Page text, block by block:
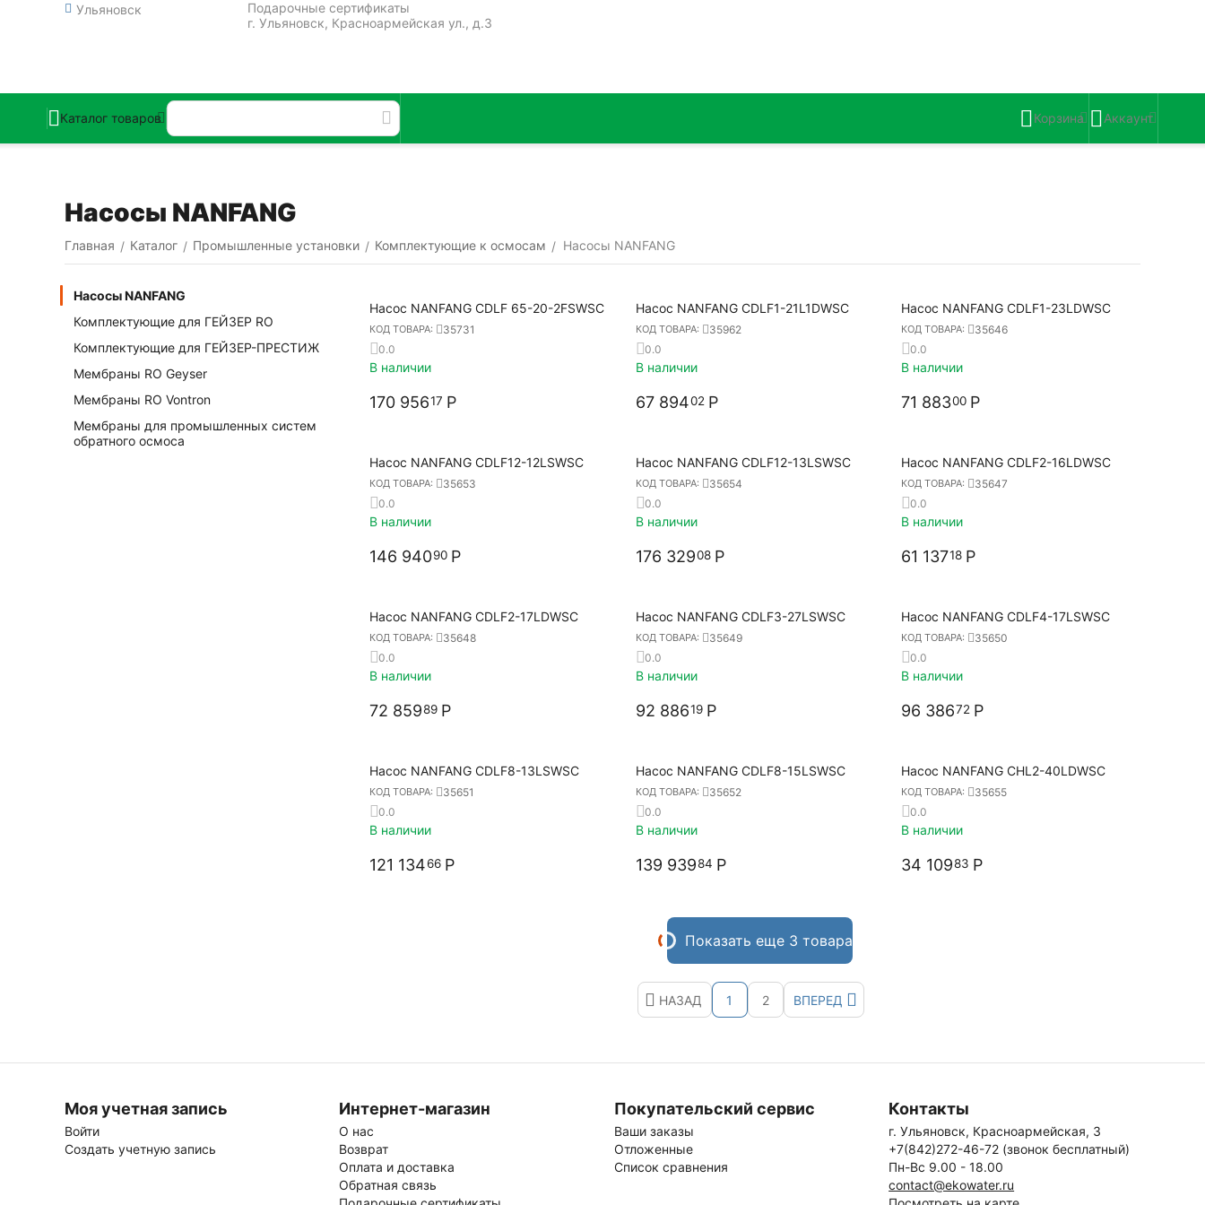
Ульяновск
Подарочные сертификаты
г. Ульяновск, Красноармейская ул., д.3
Каталог товаров Корзина Аккаунт
Насосы NANFANG
Главная / Каталог / Промышленные установки / Комплектующие к осмосам / Насосы NANFANG
Насос NANFANG CDLF 65-20-2FSWSC
КОД ТОВАРА:
35731
0.0
В наличии
170 95617 Р
Насос NANFANG CDLF1-21L1DWSC
КОД ТОВАРА:
35962
0.0
В наличии
67 89402 Р
Насос NANFANG CDLF1-23LDWSC
КОД ТОВАРА:
35646
0.0
В наличии
71 88300 Р
Насос NANFANG CDLF12-12LSWSC
КОД ТОВАРА:
35653
0.0
В наличии
146 94090 Р
Насос NANFANG CDLF12-13LSWSC
КОД ТОВАРА:
35654
0.0
В наличии
176 32908 Р
Насос NANFANG CDLF2-16LDWSC
КОД ТОВАРА:
35647
0.0
В наличии
61 13718 Р
Насос NANFANG CDLF2-17LDWSC
КОД ТОВАРА:
35648
0.0
В наличии
72 85989 Р
Насос NANFANG CDLF3-27LSWSC
КОД ТОВАРА:
35649
0.0
В наличии
92 88619 Р
Насос NANFANG CDLF4-17LSWSC
КОД ТОВАРА:
35650
0.0
В наличии
96 38672 Р
Насос NANFANG CDLF8-13LSWSC
КОД ТОВАРА:
35651
0.0
В наличии
121 13466 Р
Насос NANFANG CDLF8-15LSWSC
КОД ТОВАРА:
35652
0.0
В наличии
139 93984 Р
Насос NANFANG CHL2-40LDWSC
КОД ТОВАРА:
35655
0.0
В наличии
34 10983 Р
Показать еще 3 товара
НАЗАД 1 2 ВПЕРЕД
Насосы NANFANG
Комплектующие для ГЕЙЗЕР RO
Комплектующие для ГЕЙЗЕР-ПРЕСТИЖ
Мембраны RO Geyser
Мембраны RO Vontron
Мембраны для промышленных систем
обратного осмоса
Моя учетная запись
Войти
Создать учетную запись
Интернет-магазин
О нас
Возврат
Оплата и доставка
Обратная связь
Покупательский сервис
Ваши заказы
Отложенные
Список сравнения
Контакты
г. Ульяновск, Красноармейская, 3
+7(842)272-46-72 (звонок бесплатный)
Пн-Вс 9.00 - 18.00
contact@ekowater.ru